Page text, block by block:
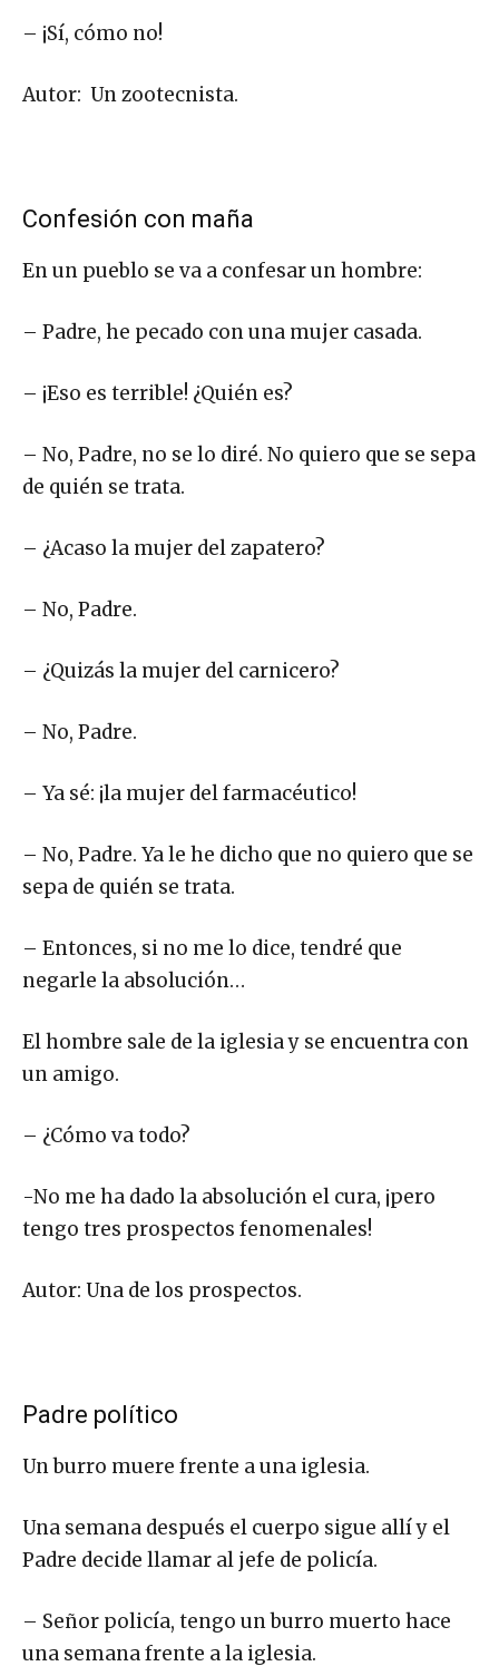
– ¡Sí, cómo no!
Autor: Un zootecnista.
Confesión con maña
En un pueblo se va a confesar un hombre:
– Padre, he pecado con una mujer casada.
– ¡Eso es terrible! ¿Quién es?
– No, Padre, no se lo diré. No quiero que se sepa
de quién se trata.
– ¿Acaso la mujer del zapatero?
– No, Padre.
– ¿Quizás la mujer del carnicero?
– No, Padre.
– Ya sé: ¡la mujer del farmacéutico!
– No, Padre. Ya le he dicho que no quiero que se
sepa de quién se trata.
– Entonces, si no me lo dice, tendré que
negarle la absolución…
El hombre sale de la iglesia y se encuentra con
un amigo.
– ¿Cómo va todo?
-No me ha dado la absolución el cura, ¡pero
tengo tres prospectos fenomenales!
Autor: Una de los prospectos.
Padre político
Un burro muere frente a una iglesia.
Una semana después el cuerpo sigue allí y el
Padre decide llamar al jefe de policía.
– Señor policía, tengo un burro muerto hace
una semana frente a la iglesia.